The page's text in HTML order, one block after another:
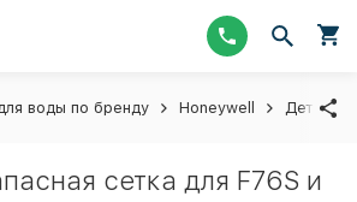
воды по бренду Honeywell Детали
сетка для F76S и